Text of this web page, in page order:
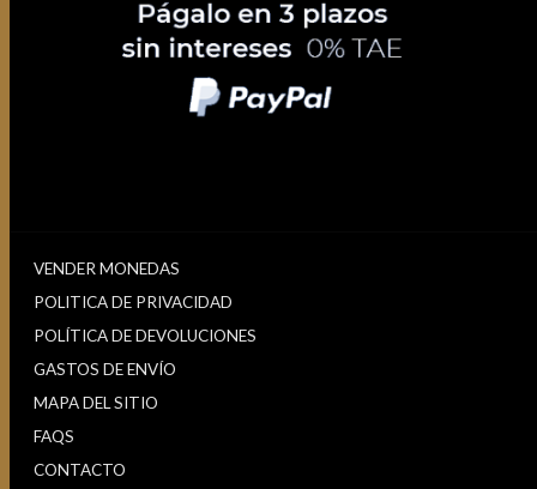
VENDER MONEDAS
POLITICA DE PRIVACIDAD
POLÍTICA DE DEVOLUCIONES
GASTOS DE ENVÍO
MAPA DEL SITIO
FAQS
CONTACTO